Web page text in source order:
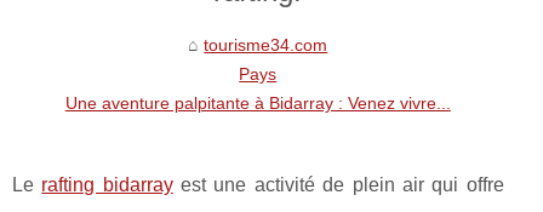
tourisme34.com
Pays
Une aventure palpitante à Bidarray : Venez vivre...
Le rafting bidarrayest une activité de plein air qui offre